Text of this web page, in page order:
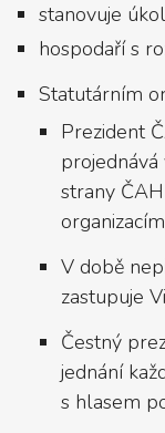
stanovuje
hospodaří s
Statutárním
Prezident
strany
V době
zastupuje
Čestný
jednání
s hlasem